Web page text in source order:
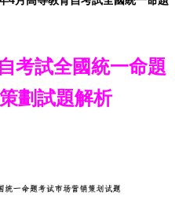
考試全國統一命題
劃試題解析